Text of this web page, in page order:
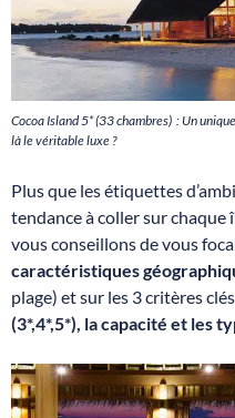
Cocoa Island 5* (33 chambres) : Un
là le véritable luxe ?
Plus que les étiquettes
tendance à coller sur chaque
vous conseillons de vous
caractéristiques
plage) et sur les 3 critères
(3*,4*,5*), la capacité et les